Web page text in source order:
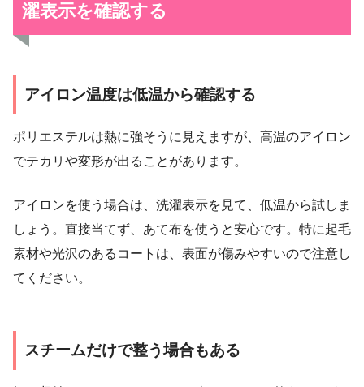
濯表示を確認する
アイロン温度は低温から確認する
ポリエステルは熱に強そうに見えますが、高温のアイロン
でテカリや変形が出ることがあります。
アイロンを使う場合は、洗濯表示を見て、低温から試しま
しょう。直接当てず、あて布を使うと安心です。特に起毛
素材や光沢のあるコートは、表面が傷みやすいので注意し
てください。
スチームだけで整う場合もある